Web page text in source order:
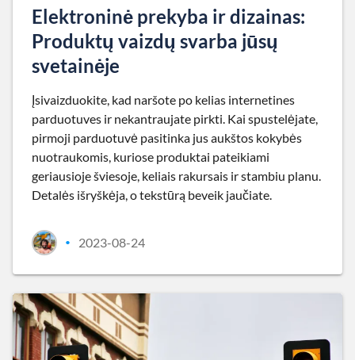
Elektroninė prekyba ir dizainas:
Produktų vaizdų svarba jūsų
svetainėje
Įsivaizduokite, kad naršote po kelias internetines
parduotuves ir nekantraujate pirkti. Kai spustelėjate,
pirmoji parduotuvė pasitinka jus aukštos kokybės
nuotraukomis, kuriose produktai pateikiami
geriausioje šviesoje, keliais rakursais ir stambiu planu.
Detalės išryškėja, o tekstūrą beveik jaučiate.
• 2023-08-24